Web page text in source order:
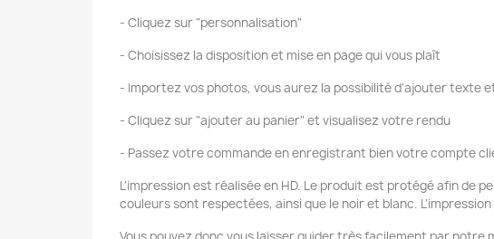
- Cliquez sur "personnalisation"
- Choisissez la disposition et mise en page qui vous plaît
- Importez vos photos, vous aurez la possibilité d'ajouter texte
- Cliquez sur "ajouter au panier" et visualisez votre rendu
- Passez votre commande en enregistrant bien votre compte
L'impression est réalisée en HD. Le produit est protégé afin de
couleurs sont respectées, ainsi que le noir et blanc.